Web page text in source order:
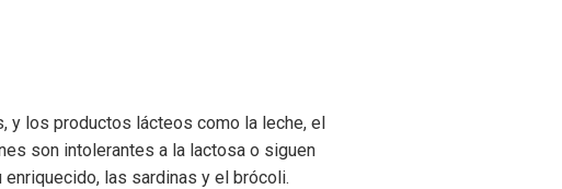
y los productos lácteos como la leche, el
son intolerantes a la lactosa o siguen
las sardinas y el brócoli.